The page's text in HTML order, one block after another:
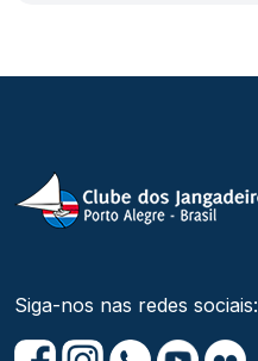
Siga-nos nas redes sociais: